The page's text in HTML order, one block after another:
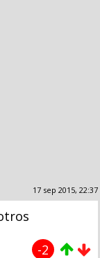
17 sep 2015, 22:37
-2